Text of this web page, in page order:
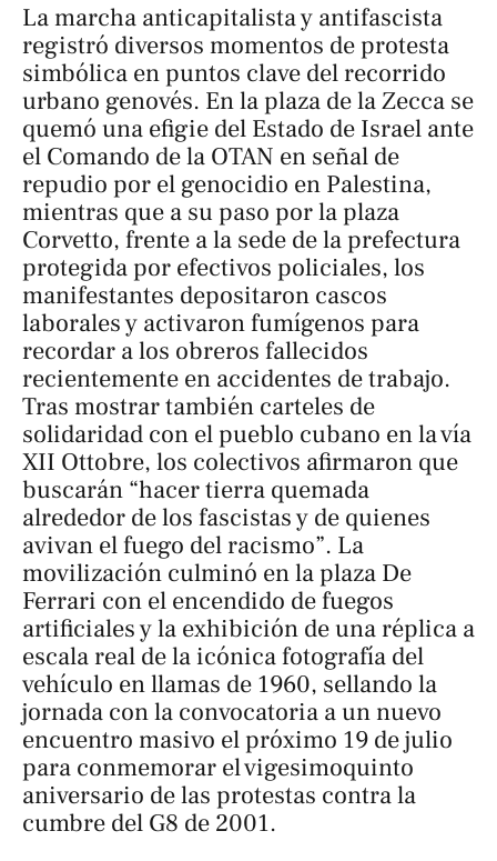
La marcha anticapitalista y antifascista
registró diversos momentos de protesta
simbólica en puntos clave del recorrido
urbano genovés. En la plaza de la Zecca se
quemó una efigie del Estado de Israel ante
el Comando de la OTAN en señal de
repudio por el genocidio en Palestina,
mientras que a su paso por la plaza
Corvetto, frente a la sede de la prefectura
protegida por efectivos policiales, los
manifestantes depositaron cascos
laborales y activaron fumígenos para
recordar a los obreros fallecidos
recientemente en accidentes de trabajo.
Tras mostrar también carteles de
solidaridad con el pueblo cubano en la vía
XII Ottobre, los colectivos afirmaron que
buscarán “hacer tierra quemada
alrededor de los fascistas y de quienes
avivan el fuego del racismo”. La
movilización culminó en la plaza De
Ferrari con el encendido de fuegos
artificiales y la exhibición de una réplica a
escala real de la icónica fotografía del
vehículo en llamas de 1960, sellando la
jornada con la convocatoria a un nuevo
encuentro masivo el próximo 19 de julio
para conmemorar el vigesimoquinto
aniversario de las protestas contra la
cumbre del G8 de 2001.